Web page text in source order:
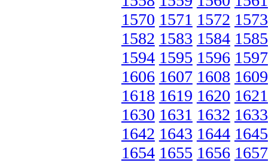
1570 1571 1572 1573
1582 1583 1584 1585
1594 1595 1596 1597
1606 1607 1608 1609
1618 1619 1620 1621
1630 1631 1632 1633
1642 1643 1644 1645
1654 1655 1656 1657